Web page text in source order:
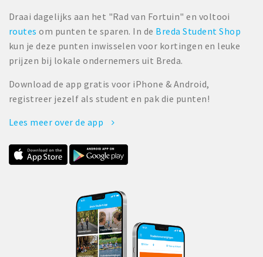
Draai dagelijks aan het "Rad van Fortuin" en voltooi
routesom punten te sparen. In de Breda Student Shop
kun je deze punten inwisselen voor kortingen en leuke
prijzen bij lokale ondernemers uit Breda.
Download de app gratis voor iPhone & Android,
registreer jezelf als student en pak die punten!
Lees meer over de app